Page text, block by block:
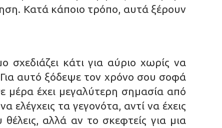
Κατά κάποιο τρόπο, αυτά ξέρουν
κάτι για αύριο χωρίς να
Για αυτό ξόδεψε τον χρόνο σου σοφά
μέρα έχει μεγαλύτερη σημασία από
τα γεγονότα, αντί να έχεις
αλλά αν το σκεφτείς για μια